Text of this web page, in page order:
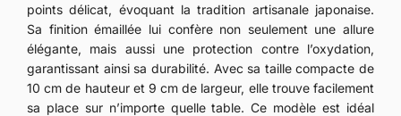
points délicat, évoquant la tradition artisanale japonaise.
Sa finition émaillée lui confère non seulement une allure
élégante, mais aussi une protection contre l’oxydation,
garantissant ainsi sa durabilité. Avec sa taille compacte de
10 cm de hauteur et 9 cm de largeur, elle trouve facilement
sa place sur n’importe quelle table. Ce modèle est idéal